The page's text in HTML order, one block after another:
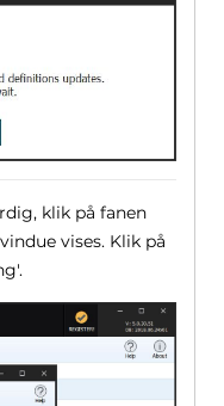
klik på fanen
vises. Klik på